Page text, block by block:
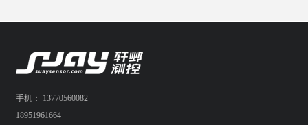
手机： 13770560082
18951961664